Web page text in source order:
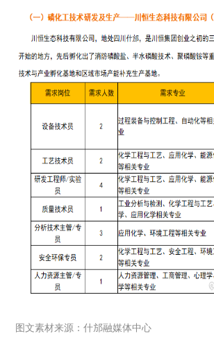
图文素材来源：什邡融媒体中心